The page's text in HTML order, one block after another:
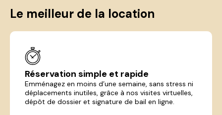
Le meilleur de la location
Réservation simple et rapide
Emménagez en moins d’une semaine, sans stress ni
déplacements inutiles, grâce à nos visites virtuelles,
dépôt de dossier et signature de bail en ligne.